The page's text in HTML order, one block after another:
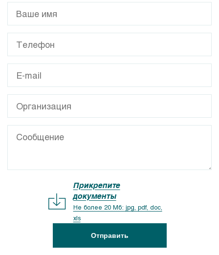
Прикрепите
документы
Не более 20 Мб: jpg, pdf, doc,
xls
Отправить